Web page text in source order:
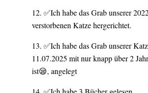
✅Ich habe das Grab unserer
verstorbenen Katze hergerichtet.
✅Ich habe das Grab unserer
11.07.2025 mit nur knapp über 2
ist😪, angelegt